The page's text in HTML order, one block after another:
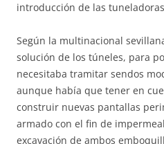
introducción de las
Según la multinacional
solución de los túneles, para
necesitaba tramitar sendos
aunque había que tener en
construir nuevas pantallas
armado con el fin de
excavación de ambos